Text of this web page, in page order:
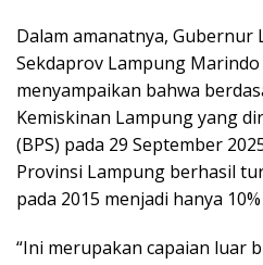
Dalam amanatnya, Gubernur
Sekdaprov Lampung
menyampaikan bahwa
Kemiskinan Lampung yang
(BPS) pada 29 September
Provinsi Lampung berhasil
pada 2015 menjadi hanya
“Ini merupakan capaian luar